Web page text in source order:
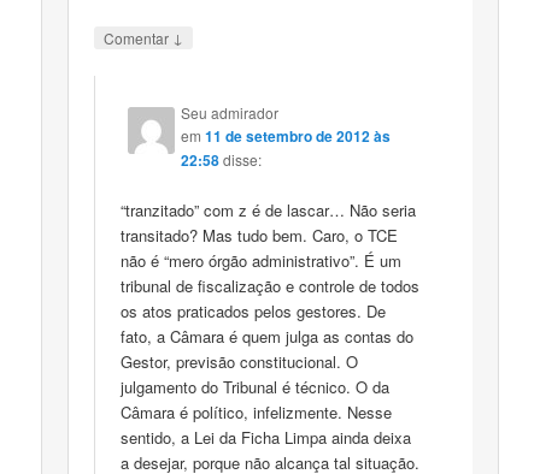
Comentar ↓
Seu admirador
em11 de setembro de 2012 às
22:58 disse:
“tranzitado” com z é de lascar… Não seria
transitado? Mas tudo bem. Caro, o TCE
não é “mero órgão administrativo”. É um
tribunal de fiscalização e controle de todos
os atos praticados pelos gestores. De
fato, a Câmara é quem julga as contas do
Gestor, previsão constitucional. O
julgamento do Tribunal é técnico. O da
Câmara é político, infelizmente. Nesse
sentido, a Lei da Ficha Limpa ainda deixa
a desejar, porque não alcança tal situação.